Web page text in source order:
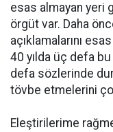
esas almayan yeri
örgüt var. Daha
açıklamalarını
40 yılda üç defa
defa sözlerinde
tövbe etmelerini
Eleştirilerime